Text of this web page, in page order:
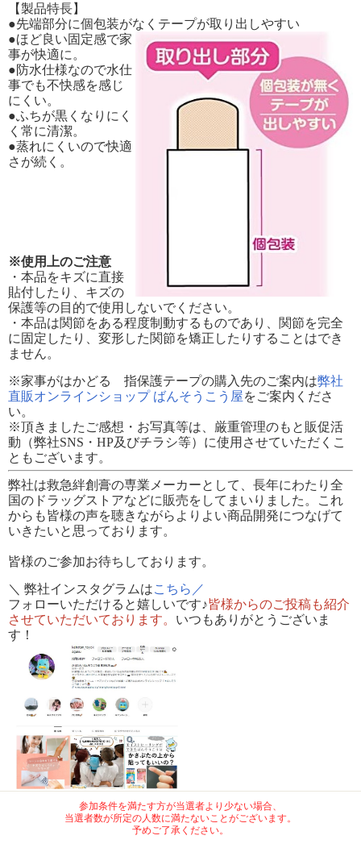
【製品特長】
●先端部分に個包装がなくテープが取り出しやすい
●ほど良い固定感で家
事が快適に。
●防水仕様なので水仕
事でも不快感を感じ
にくい。
●ふちが黒くなりにく
く常に清潔。
●蒸れにくいので快適
さが続く。
※使用上のご注意
・本品をキズに直接
貼付したり、キズの
保護等の目的で使用しないでください。
・本品は関節をある程度制動するものであり、関節を完全
に固定したり、変形した関節を矯正したりすることはでき
ません。
※家事がはかどる 指保護テープの購入先のご案内は弊社
直販オンラインショップ ばんそうこう屋をご案内くださ
い。
※頂きましたご感想・お写真等は、厳重管理のもと販促活
動（弊社SNS・HP及びチラシ等）に使用させていただくこ
ともございます。
弊社は救急絆創膏の専業メーカーとして、長年にわたり全
国のドラッグストアなどに販売をしてまいりました。これ
からも皆様の声を聴きながらよりよい商品開発につなげて
いきたいと思っております。
皆様のご参加お待ちしております。
＼ 弊社インスタグラムはこちら／
フォローいただけると嬉しいです♪皆様からのご投稿も紹介
させていただいております。 いつもありがとうございま
す！
参加条件を満たす方が当選者より少ない場合、
当選者数が所定の人数に満たないことがございます。
予めご了承ください。